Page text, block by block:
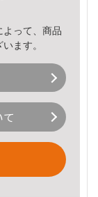
って、商品
ます。